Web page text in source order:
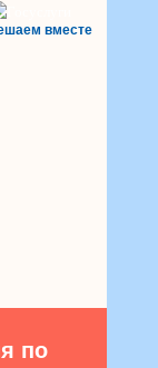
вместе
по